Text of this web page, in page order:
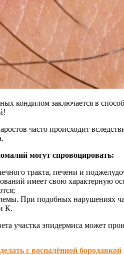
кондилом заключается в
часто происходит
могут спровоцировать:
тракта, печени и
имеет свою характерную
При подобных нарушениях
К.
участка эпидермиса может
с воспалённой бородавкой